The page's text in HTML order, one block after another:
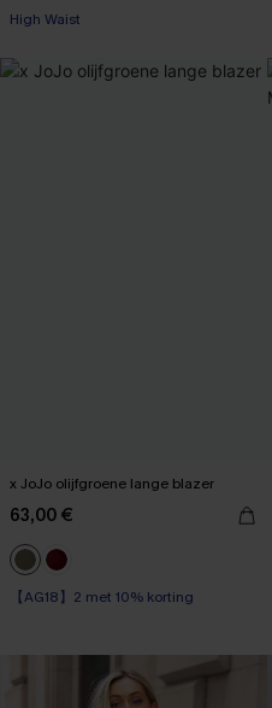
【AG18】2 met 10% korting
【AG18】2 met 10% korting
x JoJo olijfgroene lange blazer
63,00 €
【AG18】2 met 10% korting